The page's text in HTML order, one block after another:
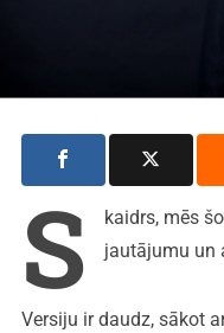
S
kaidrs, mēs
jautājumu un
Versiju ir daudz, sākot